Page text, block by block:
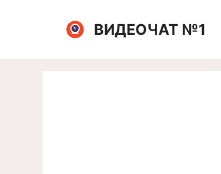
содержимому
ВИДЕОЧАТ №1